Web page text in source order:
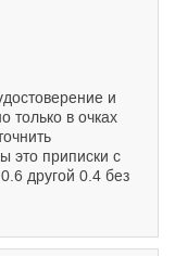
и
только в очках
это приписки с
другой 0.4 без